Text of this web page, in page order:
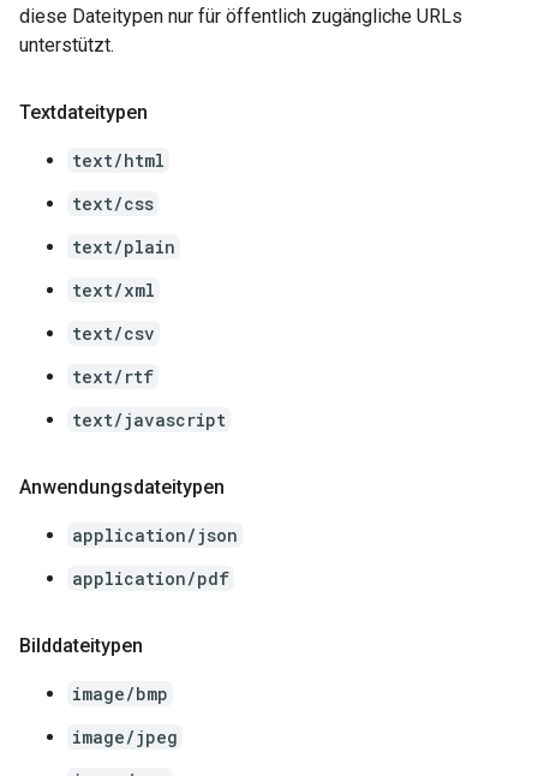
diese Dateitypen nur für öffentlich zugängliche URLs
unterstützt.
Textdateitypen
text/html
text/css
text/plain
text/xml
text/csv
text/rtf
text/javascript
Anwendungsdateitypen
application/json
application/pdf
Bilddateitypen
image/bmp
image/jpeg